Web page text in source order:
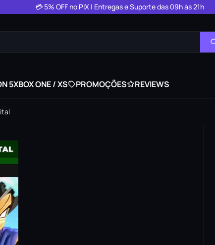
💳 5% OFF no PIX | Entregas e Suporte das 09h às 21h
5XBOX ONE / XS PROMOÇÕES REVIEWS